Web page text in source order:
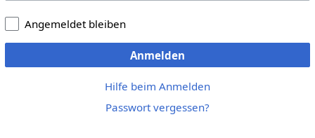
Angemeldet bleiben
Anmelden
Hilfe beim Anmelden
Passwort vergessen?